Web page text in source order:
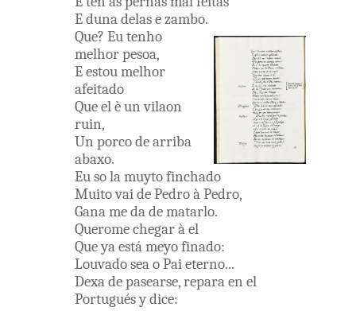
Edunadelasezambo.
Que? Eutenho
melhorpesoa,
Eestoumelhor
afeitado
Queelèun vilaon
ruin,
Un porcodearriba
abaxo.
Eusolamuytofinchado
MuitovaidePedroàPedro,
Ganamedadematarlo.
Queromechegaràel
Queyaestámeyofinado:
LouvadoseaoPaieterno...
Dexadepasearse,reparaen el
Portuguésydice: